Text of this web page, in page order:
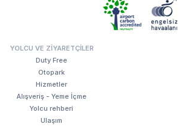
YOLCU VE ZIYARETÇILER
Duty Free
Otopark
Hizmetler
Alışveriş - Yeme İçme
Yolcu rehberi
Ulaşım